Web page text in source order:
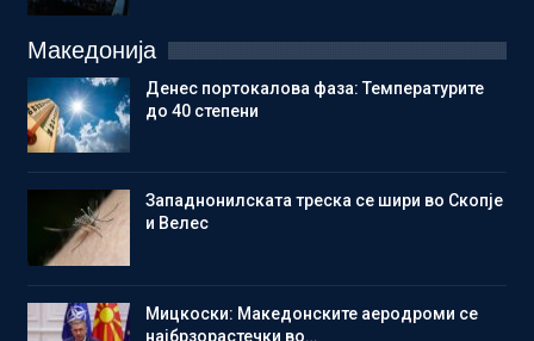
Македонија
Денес портокалова фаза: Температурите
до 40 степени
Западнонилската треска се шири во Скопје
и Велес
Мицкоски: Македонските аеродроми се
најбрзорастечки во…